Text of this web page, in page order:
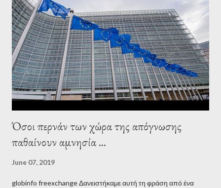
wanted to talk about. As Varoufakis also writes in his book
Adults in the Room: My Battle with Europe's Deep
Establishment, for years he has been falsely portrayed by the
pro-troika establishment and the anti-Semitic Right as Soros’s
stooge in Greece. Yet, Soros’s message to the Greek prime
minister, Alexis Tsipras, came as a perverse vindication. ‘ Fire...
Όσοι περνάν των χώρα της απόγνωσης
παθαίνουν αμνησία ...
June 07, 2019
globinfo freexchange Δανειστήκαμε αυτή τη φράση από ένα